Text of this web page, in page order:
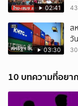
02:41
03:30
ส
วัน
10 บทความที่อยา